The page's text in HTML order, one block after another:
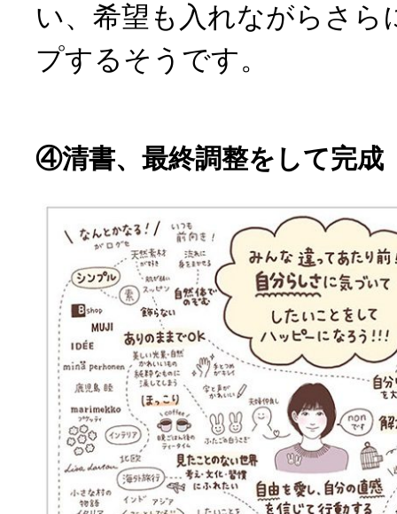
い、希望も入れながらさら
プするそうです。
④清書、最終調整をして完成